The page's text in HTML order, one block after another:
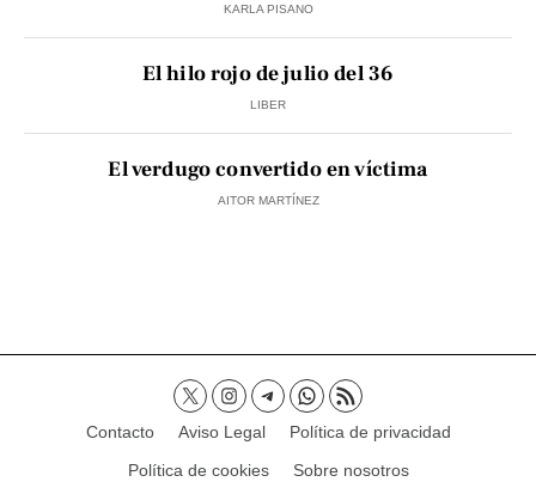
KARLA PISANO
El hilo rojo de julio del 36
LIBER
El verdugo convertido en víctima
AITOR MARTÍNEZ
Contacto Aviso Legal
Política de privacidad
Política de cookies
Sobre nosotros